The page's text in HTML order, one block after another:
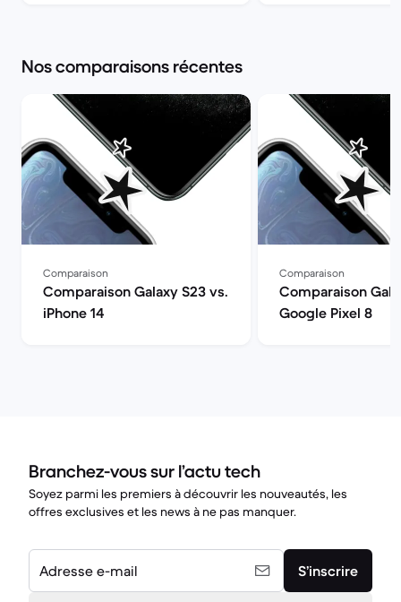
Nos comparaisons récentes
Comparaison
Comparaison Galaxy S23 vs.
iPhone 14
Comparaison
Comparaison
Google Pixel 8
Branchez-vous sur l’actu tech
Soyez parmi les premiers à découvrir les nouveautés, les
offres exclusives et les news à ne pas manquer.
Adresse e-mail S’inscrire